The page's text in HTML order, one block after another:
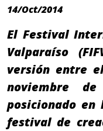
14/Oct/2014
El Festival
Valparaíso
versión entre
noviembre
posicionado
festival de